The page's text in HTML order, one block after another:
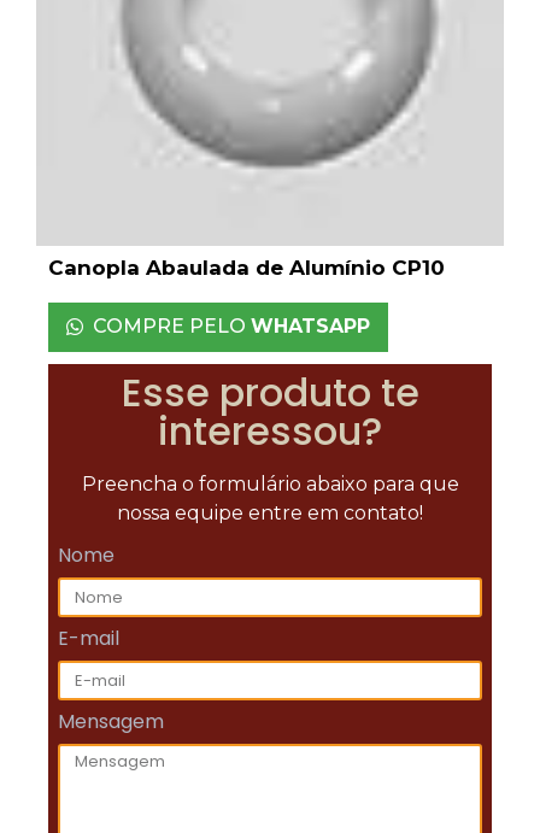
Canopla Abaulada de Alumínio CP10
COMPRE PELO WHATSAPP
Esse produto te
interessou?
Preencha o formulário abaixo para que
nossa equipe entre em contato!
Nome
E-mail
Mensagem